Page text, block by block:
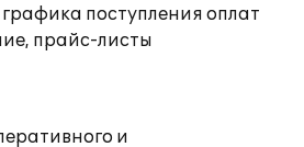
поступления оплат
прайс-листы
и